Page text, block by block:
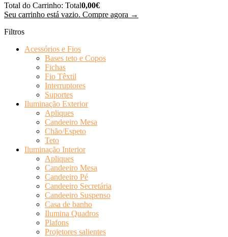
Total do Carrinho: Total0,00€
Seu carrinho está vazio. Compre agora →
Filtros
Acessórios e Fios
Bases teto e Copos
Fichas
Fio Têxtil
Interruptores
Suportes
Iluminação Exterior
Apliques
Candeeiro Mesa
Chão/Espeto
Teto
Iluminação Interior
Apliques
Candeeiro Mesa
Candeeiro Pé
Candeeiro Secretária
Candeeiro Suspenso
Casa de banho
Ilumina Quadros
Plafons
Projetores salientes